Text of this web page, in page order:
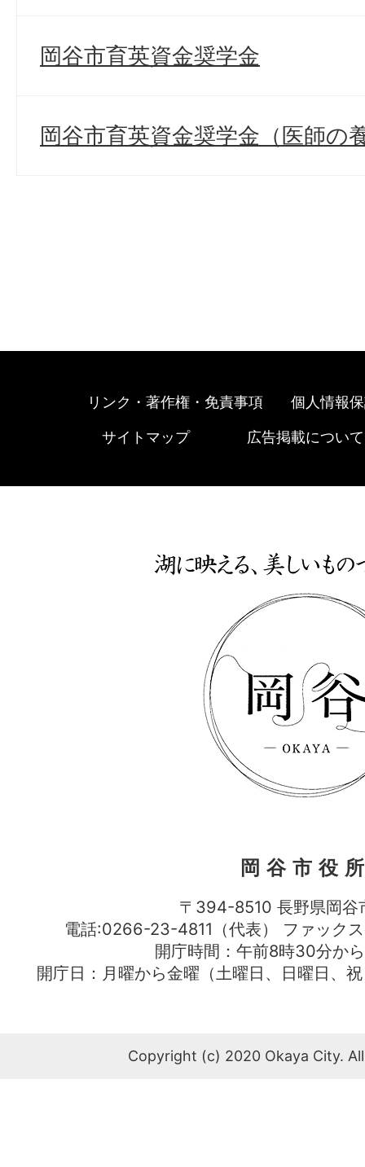
岡谷市育英資金奨学金
岡谷市育英資金奨学金（医師の
リンク・著作権・免責事項 個人情報
サイトマップ 広告掲載について
岡谷市役
〒394-8510 長野県岡谷
電話:0266-23-4811（代表） ファッ
開庁時間：午前8時30分か
開庁日：月曜から金曜（土曜日、日曜日、
Copyright (c) 2020 Okaya City.